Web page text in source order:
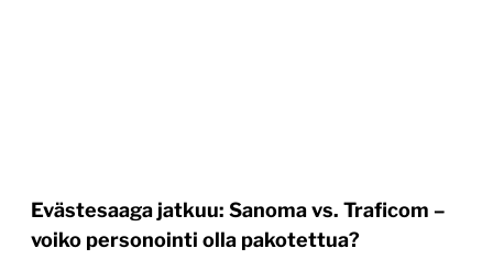
Evästesaaga jatkuu: Sanoma vs. Traficom –
voiko personointi olla pakotettua?